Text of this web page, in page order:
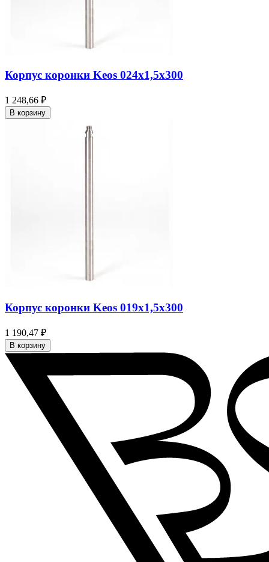
Корпус коронки Keos 024x1,5x300
1 248,66 ₽
В корзину
Корпус коронки Keos 019x1,5x300
1 190,47 ₽
В корзину